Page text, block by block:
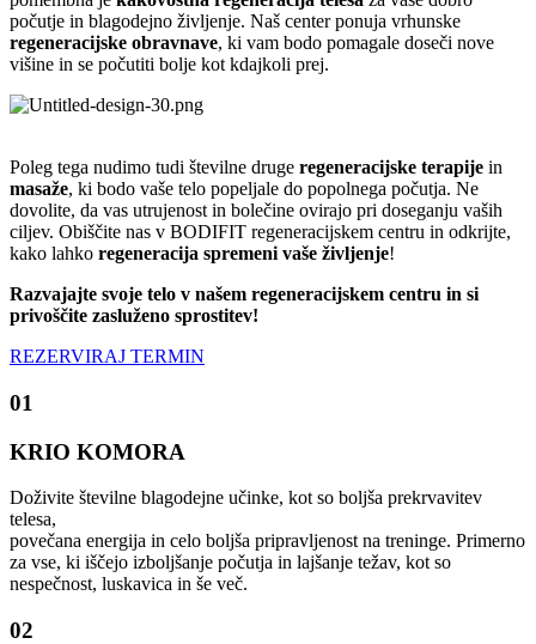
počutje in blagodejno življenje. Naš center ponuja vrhunske
regeneracijske obravnave, ki vam bodo pomagale doseči nove
višine in se počutiti bolje kot kdajkoli prej.
Poleg tega nudimo tudi številne druge regeneracijske terapije in
masaže, ki bodo vaše telo popeljale do popolnega počutja. Ne
dovolite, da vas utrujenost in bolečine ovirajo pri doseganju vaših
ciljev. Obiščite nas v BODIFIT regeneracijskem centru in odkrijte,
kako lahko regeneracija spremeni vaše življenje!
Razvajajte svoje telo v našem regeneracijskem centru in si
privoščite zasluženo sprostitev!
REZERVIRAJ TERMIN
01
KRIO KOMORA
Doživite številne blagodejne učinke, kot so boljša prekrvavitev
telesa,
povečana energija in celo boljša pripravljenost na treninge. Primerno
za vse, ki iščejo izboljšanje počutja in lajšanje težav, kot so
nespečnost, luskavica in še več.
02